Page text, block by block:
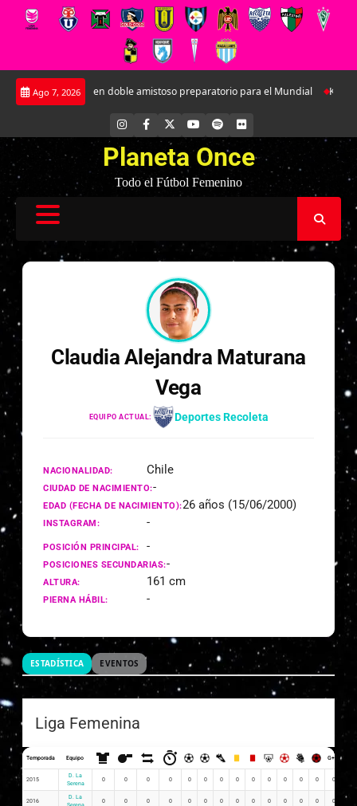
Saltar
Ago 7, 2026
a Argentina en doble amistoso preparatorio para el Mundial Kathleen
INSTAGRAM
FACEBOOK YOUTUBE
SPOTIFYFLICKR
Planeta Once
Todo el Fútbol Femenino
Claudia Alejandra Maturana
Vega
EQUIPO ACTUAL: Deportes Recoleta
NACIONALIDAD: Chile
CIUDAD DE NACIMIENTO:-
EDAD (FECHA DE NACIMIENTO):26 años (15/06/2000)
INSTAGRAM: -
POSICIÓN PRINCIPAL: -
POSICIONES SECUNDARIAS:-
ALTURA: 161 cm
PIERNA HÁBIL: -
ESTADÍSTICA EVENTOS
Liga Femenina
Temporada Equipo G+A
2015
D. La
Serena
0 0 0 0 0 0 0 0 0 0 0 0 0 0
2016
D. La
0 0 0 0 0 0 0 0 0 0 0 0 0 0